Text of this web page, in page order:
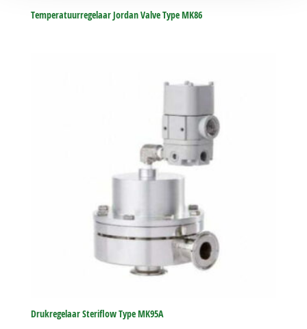
Temperatuurregelaar Jordan Valve Type MK86
Drukregelaar Steriflow Type MK95A